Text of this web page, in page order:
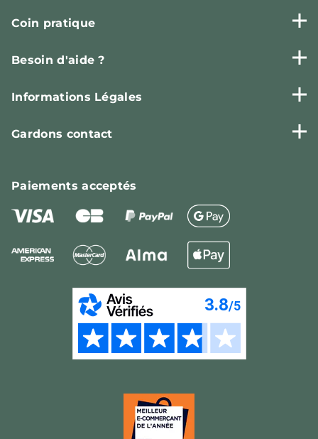
Coin pratique
Besoin d'aide ?
Informations Légales
Gardons contact
Paiementsacceptés